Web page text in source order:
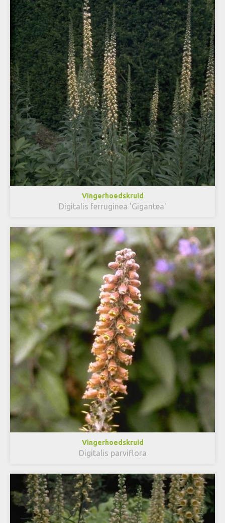
Vingerhoedskruid
Digitalis ferruginea 'Gigantea'
Vingerhoedskruid
Digitalis parviflora